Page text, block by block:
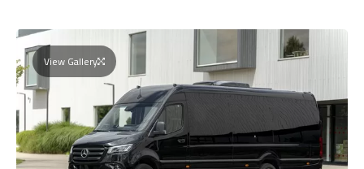
View Gallery